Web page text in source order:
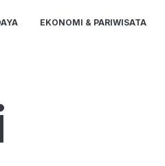
EKONOMI & PARIWISATA